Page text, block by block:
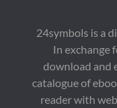
verschlechtert,
Johann hat
Traum: sein
Auto.
Treffen Sie
der bei der
Kaiserlichen
24symbols is a
In exchange
download and
catalogue of
reader with